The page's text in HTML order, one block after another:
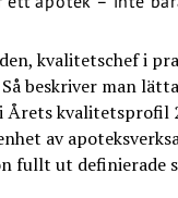
kvalitetschef i
beskriver man
Årets kvalitetsprofil
av
fullt ut definierade